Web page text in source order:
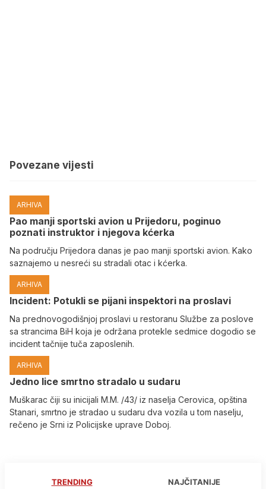
Povezane vijesti
ARHIVA
Pao manji sportski avion u Prijedoru, poginuo
poznati instruktor i njegova kćerka
Na području Prijedora danas je pao manji sportski avion. Kako
saznajemo u nesreći su stradali otac i kćerka.
ARHIVA
Incident: Potukli se pijani inspektori na proslavi
Na prednovogodišnjoj proslavi u restoranu Službe za poslove
sa strancima BiH koja je održana protekle sedmice dogodio se
incident tačnije tuča zaposlenih.
ARHIVA
Јedno lice smrtno stradalo u sudaru
Muškarac čiji su inicijali M.M. /43/ iz naselja Cerovica, opština
Stanari, smrtno je stradao u sudaru dva vozila u tom naselju,
rečeno je Srni iz Policijske uprave Doboj.
TRENDING NAJČITANIJE